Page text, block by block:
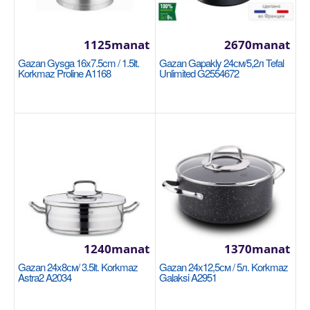
Garşylaşdyrmaga goş
Halananlara goş
Gazan 22x11cm/3,8lt. Korkmaz Mia Sera Minta
Диаметр: 22 см. Высота: 11 см. Объём: 3,8 литра.
Gazan Gysga 16x7.5cm / 1.5lt.
Korkmaz Proline A1168
1125manat
Gazan Gapakly 24см/5,2л Tefal
Unlimited G2554672
2670manat
Gazan 24x8см/ 3.5lt. Korkmaz
Astra2 A2034
1240manat
Gazan 24x12,5см / 5л. Korkmaz
Galaksi A2951
1370manat